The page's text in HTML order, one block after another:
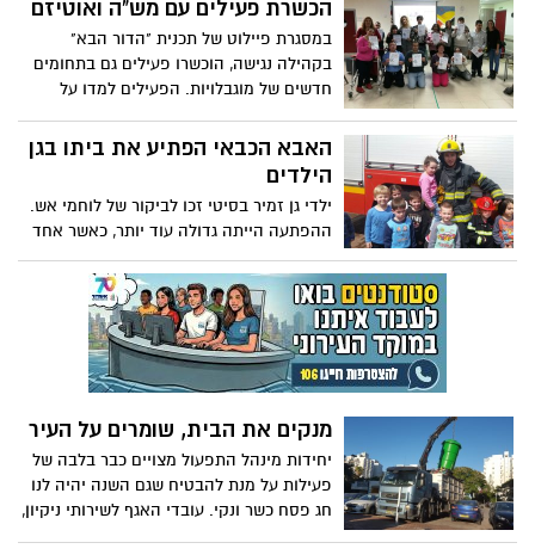
מעשים טובים 93 מדינות ברחבי העולם
חטיבות ביניים נחשפו לתכנית. חינוך חכם
הכשרת פעילים עם מש"ה ואוטיזם
במסגרת פיילוט של תכנית "הדור הבא"
בקהילה נגישה, הוכשרו פעילים גם בתחומים
חדשים של מוגבלויות. הפעילים למדו על
כיצד לעמוד על זכויותיהם וכיצד להתמודד עם
אתגרים שהקהילה מציבה ביניהם. אשדוד
מעצימה ומחזקת את כל חוליות הקהילה
האבא הכבאי הפתיע את ביתו בגן
הילדים
ילדי גן זמיר בסיטי זכו לביקור של לוחמי אש.
ההפתעה הייתה גדולה עוד יותר, כאשר אחד
הכבאים היה אביה של אחת מילדות הגן
מנקים את הבית, שומרים על העיר
יחידות מינהל התפעול מצויים כבר בלבה של
פעילות על מנת להבטיח שגם השנה יהיה לנו
חג פסח כשר ונקי. עובדי האגף לשירותי ניקיון,